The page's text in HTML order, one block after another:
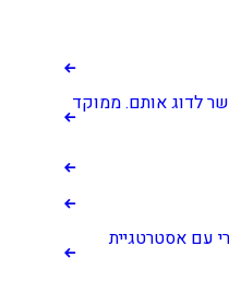
לדוג אותם. ממוקד
עם אסטרטגיית